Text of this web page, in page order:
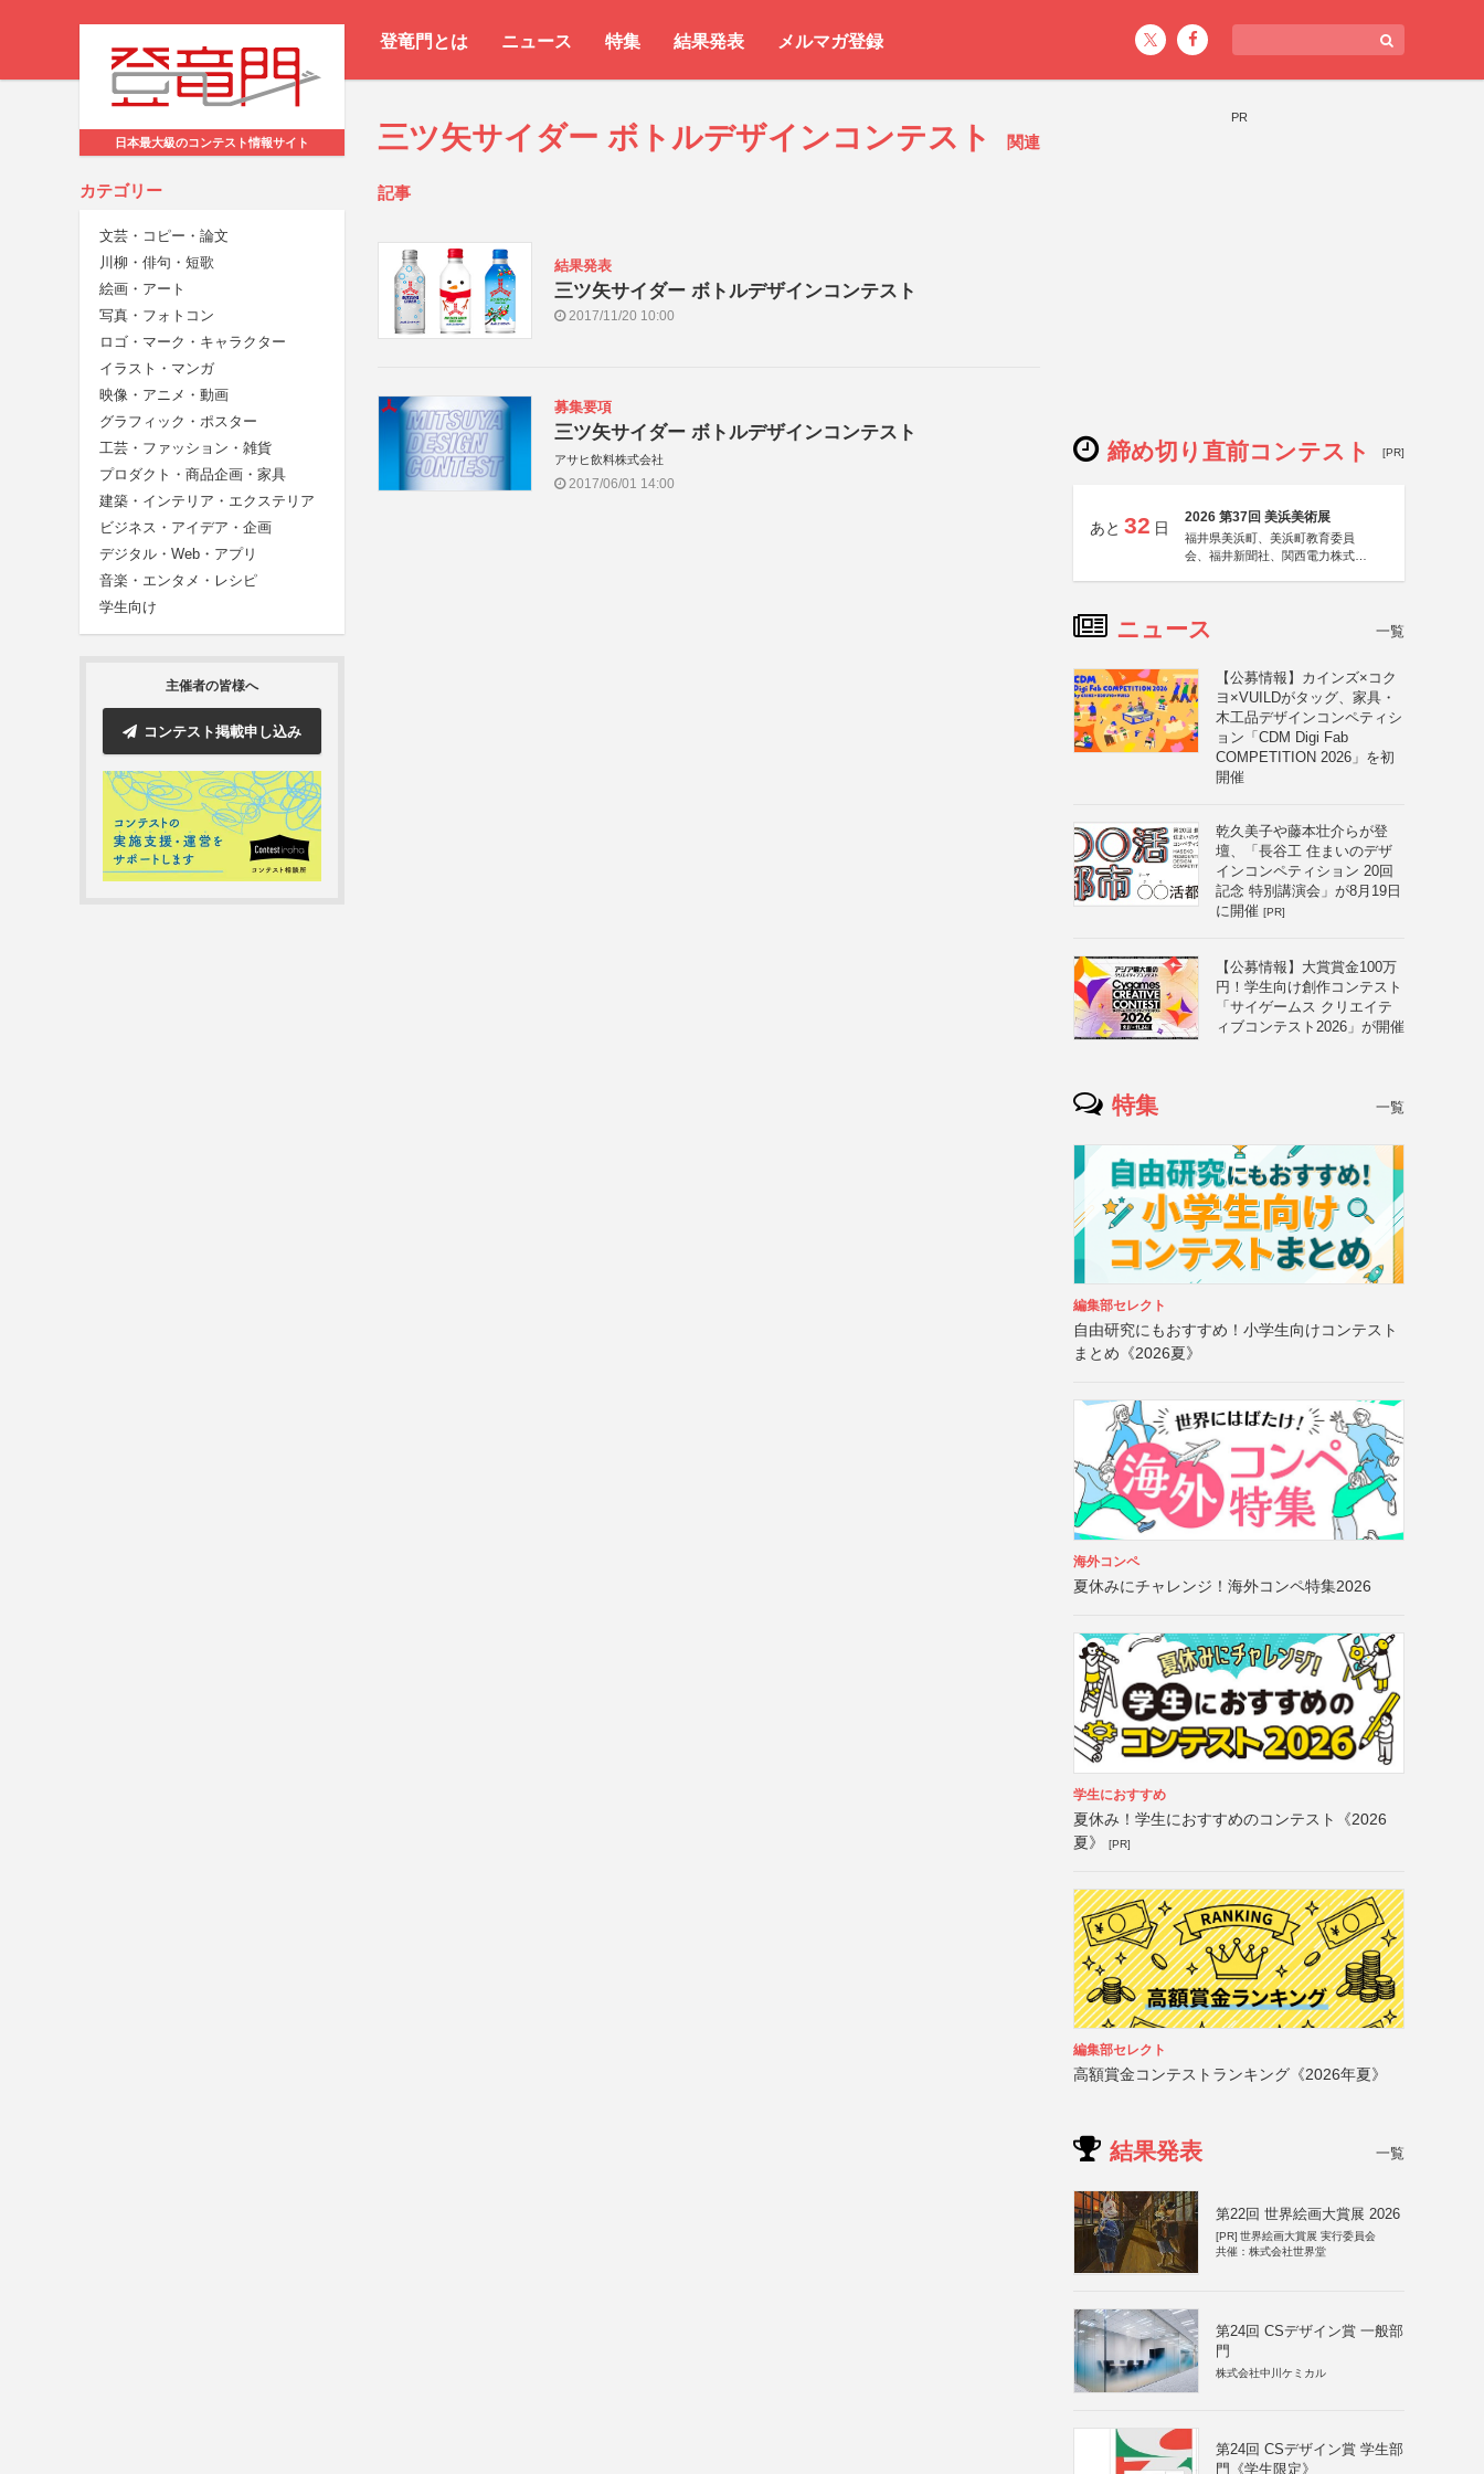
登竜門とは ニュース 特集 結果発表 メルマガ登録
日本最大級のコンテスト情報サイト
カテゴリー
文芸・コピー・論文
川柳・俳句・短歌
絵画・アート
写真・フォトコン
ロゴ・マーク・キャラクター
イラスト・マンガ
映像・アニメ・動画
グラフィック・ポスター
工芸・ファッション・雑貨
プロダクト・商品企画・家具
建築・インテリア・エクステリア
ビジネス・アイデア・企画
デジタル・Web・アプリ
音楽・エンタメ・レシピ
学生向け
主催者の皆様へ
コンテスト掲載申し込み
三ツ矢サイダー ボトルデザインコンテスト 関連
記事
結果発表
三ツ矢サイダー ボトルデザインコンテスト
2017/11/20 10:00
募集要項
三ツ矢サイダー ボトルデザインコンテスト
アサヒ飲料株式会社
2017/06/01 14:00
PR
締め切り直前コンテスト [PR]
あと 32 日
2026 第37回 美浜美術展
福井県美浜町、美浜町教育委員
会、福井新聞社、関西電力株式会
ニュース 一覧
【公募情報】カインズ×コク
ヨ×VUILDがタッグ、家具・
木工品デザインコンペティシ
ョン「CDM Digi Fab
COMPETITION 2026」を初
開催
乾久美子や藤本壮介らが登
壇、「長谷工 住まいのデザ
インコンペティション 20回
記念 特別講演会」が8月19日
に開催 [PR]
【公募情報】大賞賞金100万
円！学生向け創作コンテスト
「サイゲームス クリエイテ
ィブコンテスト2026」が開催
特集 一覧
編集部セレクト
自由研究にもおすすめ！小学生向けコンテスト
まとめ《2026夏》
海外コンペ
夏休みにチャレンジ！海外コンペ特集2026
学生におすすめ
夏休み！学生におすすめのコンテスト《2026
夏》
[PR]
編集部セレクト
高額賞金コンテストランキング《2026年夏》
結果発表 一覧
第22回 世界絵画大賞展 2026
[PR] 世界絵画大賞展 実行委員会
共催：株式会社世界堂
第24回 CSデザイン賞 一般部
門
株式会社中川ケミカル
第24回 CSデザイン賞 学生部
門《学生限定》